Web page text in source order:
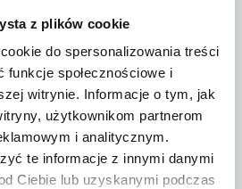
z plików cookie
do spersonalizowania treści
funkcje społecznościowe i
witrynie. Informacje o tym, jak
użytkownikom partnerom
i analitycznym.
te informacje z innymi danymi
Ciebie lub uzyskanymi podczas